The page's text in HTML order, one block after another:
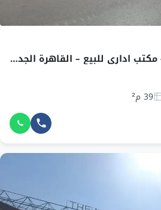
فرصة استثمارية قوية- مكتب اداري للبيع – القاهرة الجديدة – بالتقسيط
39 م²